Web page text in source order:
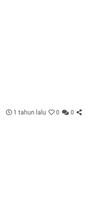
1 tahun lalu 0 0